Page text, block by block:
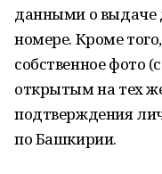
данными о выдаче
номере. Кроме
собственное фото
открытым на тех
подтверждения
по Башкирии.